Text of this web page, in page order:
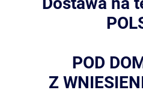
POD
Z